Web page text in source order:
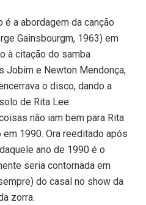
a abordagem da canção
Gainsbourgm, 1963) em
à citação do samba
Jobim e Newton Mendonça,
o disco, dando a
de Rita Lee.
não iam bem para Rita
1990. Ora reeditado após
ano de 1990 é o
seria contornada em
do casal no show da
zorra.